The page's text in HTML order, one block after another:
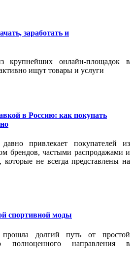
заработать и
онлайн-площадок в
ищут товары и услуги
в Россию: как покупать
привлекает покупателей из
брендов, частыми распродажами и
не всегда представлены на
спортивной моды
долгий путь от простой
полноценного направления в